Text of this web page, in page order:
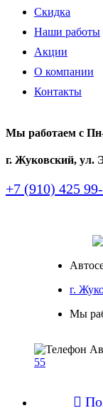
Скидка
Наши работы
Акции
О компании
Контакты
Мы работаем с
г. Жуковский, ул.
+7 (910) 425
г.
Мы
55
